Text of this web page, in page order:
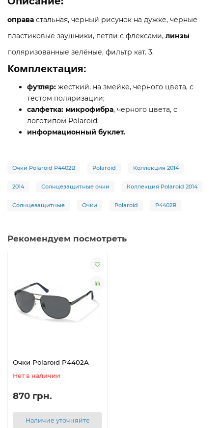
оправа стальная, черный рисунок на дужке, черные
пластиковые заушники, петли с флексами, линзы
поляризованные зелёные, фильтр кат. 3.
Комплектация:
футляр: жесткий, на змейке, черного цвета, с
тестом поляризации;
салфетка: микрофибра, черного цвета, с
логотипом Polaroid;
информационный буклет.
Очки Polaroid P4402B Polaroid Коллекция 2014
2014 Солнцезащитные очки Коллекция Polaroid 2014
Солнцезащитные Очки Polaroid P4402B
Рекомендуем посмотреть
Очки Polaroid P4402A
Нет в наличии
870 грн.
Наличие уточняйте